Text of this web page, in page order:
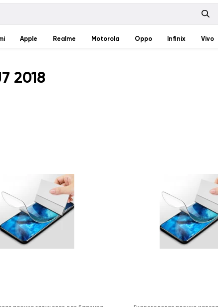
Apple Realme Motorola Oppo Infinix Vivo
2018